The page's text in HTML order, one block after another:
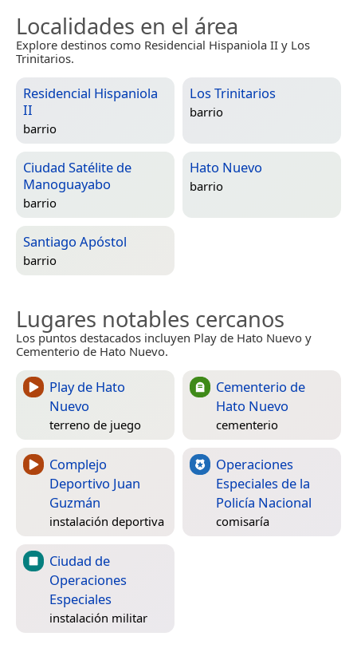
Localidades en el área
Explore destinos como Residencial Hispaniola II y Los
Trinitarios.
Residencial Hispaniola
II
barrio
Los Trinitarios
barrio
Ciudad Satélite de
Manoguayabo
barrio
Hato Nuevo
barrio
Santiago Apóstol
barrio
Lugares notables cercanos
Los puntos destacados incluyen Play de Hato Nuevo y
Cementerio de Hato Nuevo.
Play de Hato
Nuevo
terreno de juego
Cementerio de
Hato Nuevo
cementerio
Complejo
Deportivo Juan
Guzmán
instalación deportiva
Operaciones
Especiales de la
Policía Nacional
comisaría
Ciudad de
Operaciones
Especiales
instalación militar